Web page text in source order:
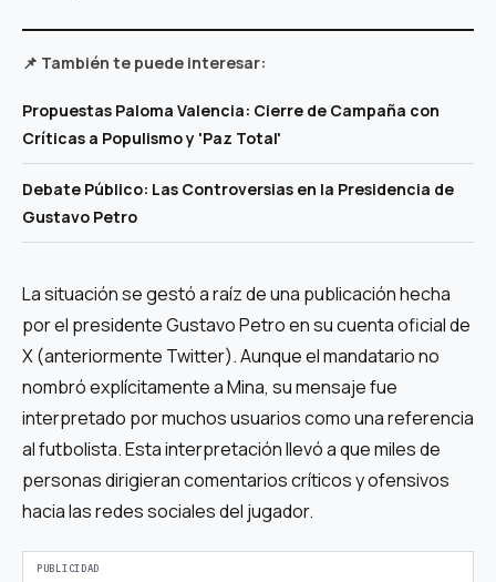
📌 También te puede interesar:
Propuestas Paloma Valencia: Cierre de Campaña con
Críticas a Populismo y 'Paz Total'
Debate Público: Las Controversias en la Presidencia de
Gustavo Petro
La situación se gestó a raíz de una publicación hecha
por el presidente Gustavo Petro en su cuenta oficial de
X (anteriormente Twitter). Aunque el mandatario no
nombró explícitamente a Mina, su mensaje fue
interpretado por muchos usuarios como una referencia
al futbolista. Esta interpretación llevó a que miles de
personas dirigieran comentarios críticos y ofensivos
hacia las redes sociales del jugador.